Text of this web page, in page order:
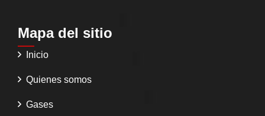
Mapa del sitio
Inicio
Quienes somos
Gases